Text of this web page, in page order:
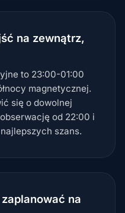
na zewnątrz,
to 23:00-01:00
magnetycznej.
się o dowolnej
od 22:00 i
szans.
na